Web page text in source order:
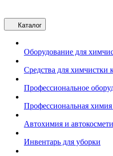
Каталог
Оборудование для
Средства для химчистки
Профессиональное
Профессиональная
Автохимия и
Инвентарь для уборки